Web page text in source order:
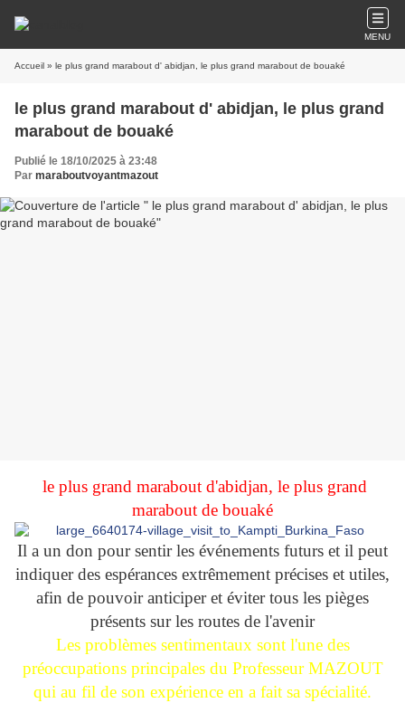
MENU
Accueil » le plus grand marabout d' abidjan, le plus grand marabout de bouaké
le plus grand marabout d' abidjan, le plus grand
marabout de bouaké
Publié le 18/10/2025 à 23:48
Par maraboutvoyantmazout
le plus grand marabout d'abidjan, le plus grand
marabout de bouaké
Il a un don pour sentir les événements futurs et il peut
indiquer des espérances extrêmement précises et utiles,
afin de pouvoir anticiper et éviter tous les pièges
présents sur les routes de l'avenir
Les problèmes sentimentaux sont l'une des
préoccupations principales du Professeur MAZOUT
qui au fil de son expérience en a fait sa spécialité.